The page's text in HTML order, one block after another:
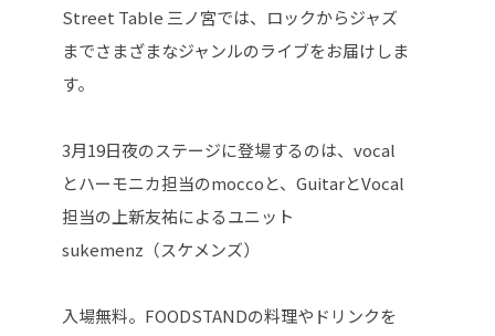
Street Table 三ノ宮では、ロックからジャズ
までさまざまなジャンルのライブをお届けしま
す。
3月19日夜のステージに登場するのは、vocal
とハーモニカ担当のmoccoと、GuitarとVocal
担当の上新友祐によるユニット
sukemenz（スケメンズ）
入場無料。FOODSTANDの料理やドリンクを